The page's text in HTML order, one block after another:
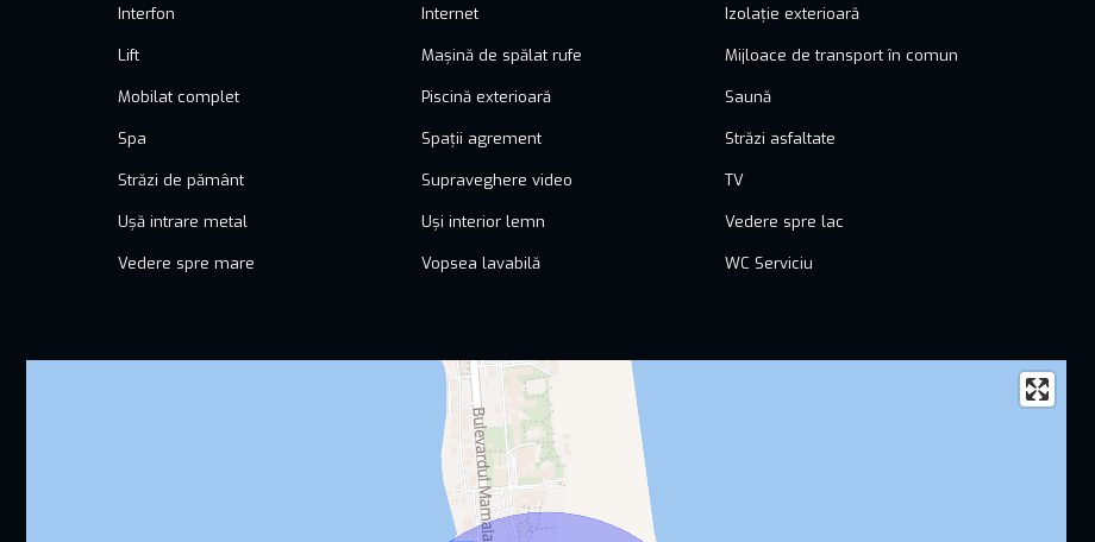
Interfon Internet Izolație exterioară
Lift Mașină de spălat rufe Mijloace de transport în comun
Mobilat complet Piscină exterioară Saună
Spa Spații agrement Străzi asfaltate
Străzi de pământ Supraveghere video TV
Ușă intrare metal Uși interior lemn Vedere spre lac
Vedere spre mare Vopsea lavabilă WC Serviciu